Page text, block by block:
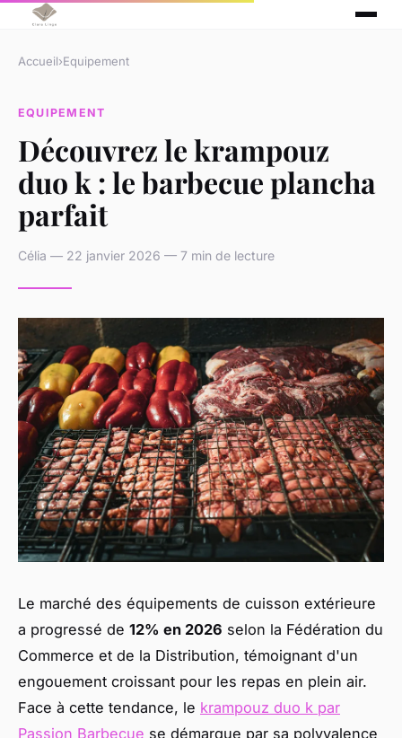
Accueil›Equipement
EQUIPEMENT
Découvrez le krampouz
duo k : le barbecue plancha
parfait
Célia — 22 janvier 2026 — 7 min de lecture
Le marché des équipements de cuisson extérieure
a progressé de 12% en 2026 selon la Fédération du
Commerce et de la Distribution, témoignant d'un
engouement croissant pour les repas en plein air.
Face à cette tendance, le krampouz duo k par
Passion Barbecue se démarque par sa polyvalence